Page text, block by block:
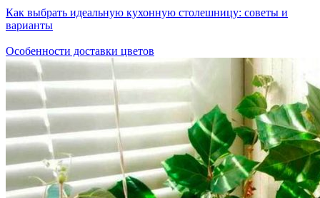
Как выбрать идеальную кухонную столешницу: советы и
варианты
Особенности доставки цветов